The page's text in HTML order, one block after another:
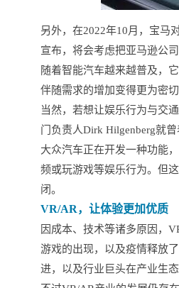
另外，在2022年10月，宝马
宣布，将会考虑把亚马逊公
随着智能汽车越来越普及，
伴随需求的增加变得更为密
当然，若想让娱乐行为与交
门负责人Dirk Hilgenberg就曾
大众汽车正在开发一种功能
频或玩游戏等娱乐行为。但
闭。
VR/AR，让体验更加优质
因成本、技术等诸多原因，
游戏的出现，以及疫情释放
进，以及行业巨头在产业生